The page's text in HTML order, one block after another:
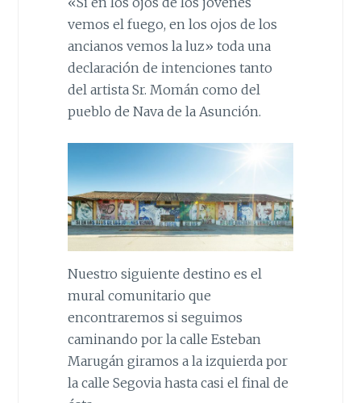
vemos el fuego, en los ojos de los
ancianos vemos la luz» toda una
declaración de intenciones tanto
del artista Sr. Momán como del
pueblo de Nava de la Asunción.
Nuestro siguiente destino es el
mural comunitario que
encontraremos si seguimos
caminando por la calle Esteban
Marugán giramos a la izquierda por
la calle Segovia hasta casi el final de